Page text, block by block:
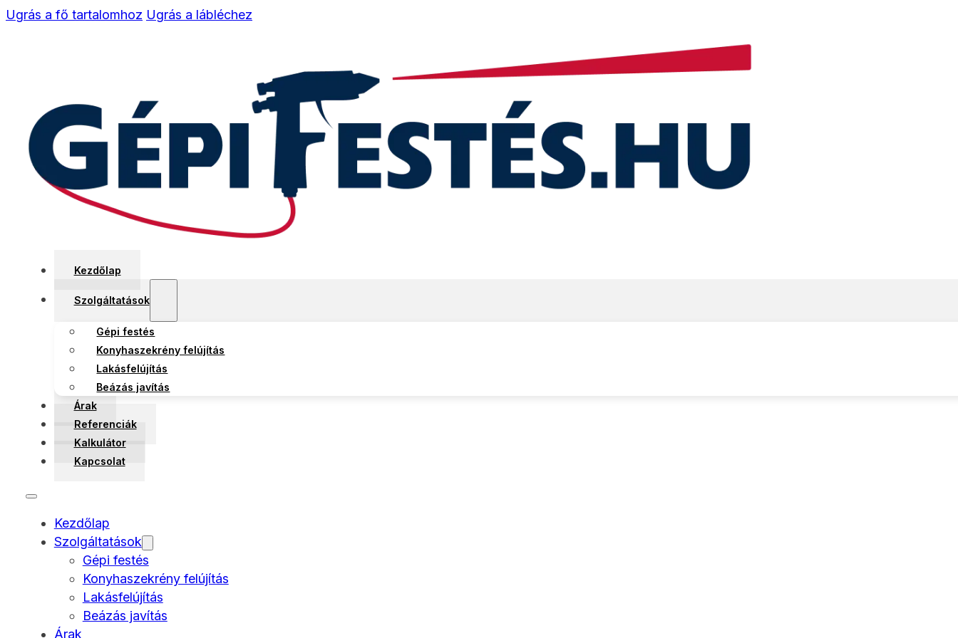
Ugrás a fő tartalomhoz Ugrás a lábléchez
Kezdőlap
Szolgáltatások
Gépi festés
Konyhaszekrény felújítás
Lakásfelújítás
Beázás javítás
Árak
Referenciák
Kalkulátor
Kapcsolat
Kezdőlap
Szolgáltatások
Gépi festés
Konyhaszekrény felújítás
Lakásfelújítás
Beázás javítás
Árak